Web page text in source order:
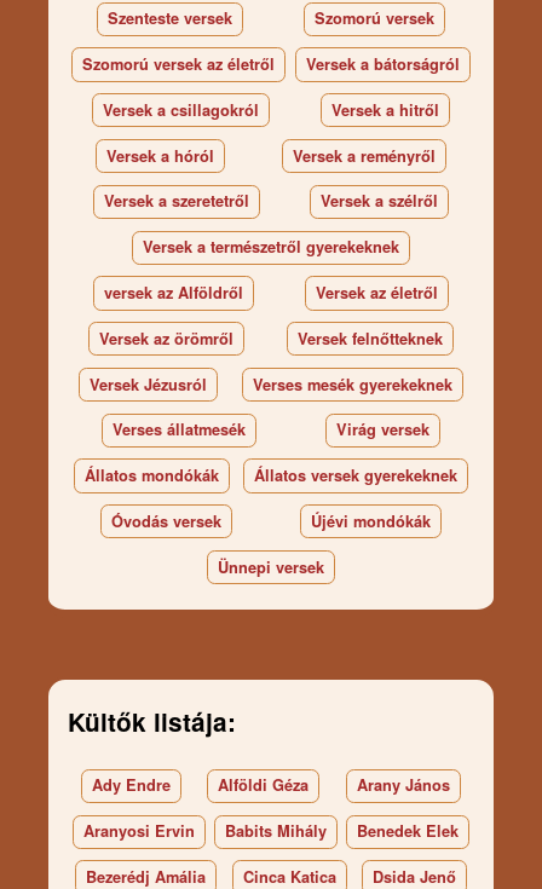
Szenteste versek Szomorú versek
Szomorú versek az életről Versek a bátorságról
Versek a csillagokról Versek a hitről
Versek a hóról Versek a reményről
Versek a szeretetről Versek a szélről
Versek a természetről gyerekeknek
versek az Alföldről Versek az életről
Versek az örömről Versek felnőtteknek
Versek Jézusról Verses mesék gyerekeknek
Verses állatmesék Virág versek
Állatos mondókák Állatos versek gyerekeknek
Óvodás versek Újévi mondókák
Ünnepi versek
Kültők listája:
Ady Endre Alföldi Géza Arany János
Aranyosi Ervin Babits Mihály Benedek Elek
Bezerédj Amália Cinca Katica Dsida Jenő